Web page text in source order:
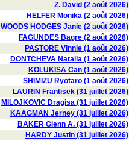
Z. David (2 août 2026)
HELFER Monika (2 août 2026)
WOODS HODGES Janie (2 août 2026)
FAGUNDES Bagre (2 août 2026)
PASTORE Vinnie (1 août 2026)
DONTCHEVA Natalia (1 août 2026)
KOLUKISA Can (1 août 2026)
SHIMIZU Ryotaro (1 août 2026)
LAURIN Frantisek (31 juillet 2026)
MILOJKOVIC Dragisa (31 juillet 2026)
KAAGMAN Jerney (31 juillet 2026)
BAKER Glenn A. (31 juillet 2026)
HARDY Justin (31 juillet 2026)